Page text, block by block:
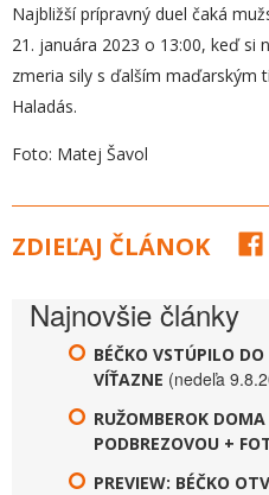
Najbližší prípravný duel čaká
21. januára 2023 o 13:00, keď si
zmeria sily s ďalším maďarským
Haladás.
Foto: Matej Šavol
ZDIEĽAJ ČLÁNOK
Najnovšie články
BÉČKO VSTÚPILO
VÍŤAZNE (nedeľa
RUŽOMBEROK DOMA
PODBREZOVOU +
PREVIEW: BÉČKO